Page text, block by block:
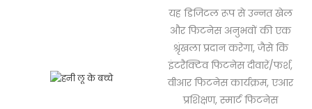
यह डिजिटल रूप से उन्नत खेल
और फिटनेस अनुभवों की एक
श्रृंखला प्रदान करेगा, जैसे कि
इंटरैक्टिव फिटनेस दीवारें/फर्श,
वीआर फिटनेस कार्यक्रम, एआर
प्रशिक्षण, स्मार्ट फिटनेस